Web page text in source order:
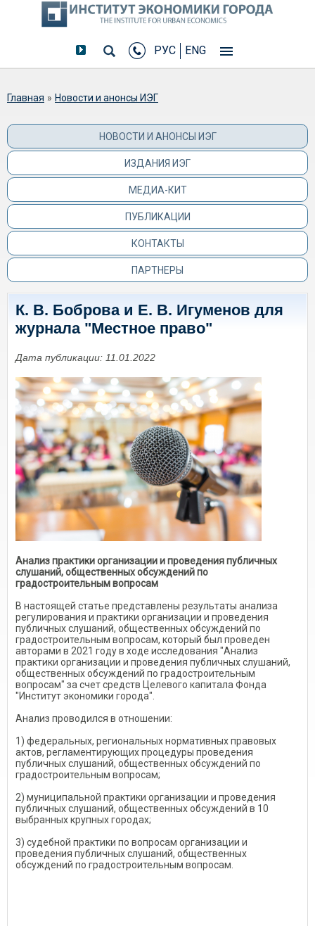
РУС ENG
Вы здесь
Главная » Новости и анонсы ИЭГ
НОВОСТИ И АНОНСЫ ИЭГ
ИЗДАНИЯ ИЭГ
МЕДИА-КИТ
ПУБЛИКАЦИИ
КОНТАКТЫ
ПАРТНЕРЫ
К. В. Боброва и Е. В. Игуменов для
журнала "Местное право"
Дата публикации: 11.01.2022
Анализ практики организации и проведения публичных
слушаний, общественных обсуждений по
градостроительным вопросам
В настоящей статье представлены результаты анализа
регулирования и практики организации и проведения
публичных слушаний, общественных обсуждений по
градостроительным вопросам, который был проведен
авторами в 2021 году в ходе исследования "Анализ
практики организации и проведения публичных слушаний,
общественных обсуждений по градостроительным
вопросам" за счет средств Целевого капитала Фонда
"Институт экономики города".
Анализ проводился в отношении:
1) федеральных, региональных нормативных правовых
актов, регламентирующих процедуры проведения
публичных слушаний, общественных обсуждений по
градостроительным вопросам;
2) муниципальной практики организации и проведения
публичных слушаний, общественных обсуждений в 10
выбранных крупных городах;
3) судебной практики по вопросам организации и
проведения публичных слушаний, общественных
обсуждений по градостроительным вопросам.